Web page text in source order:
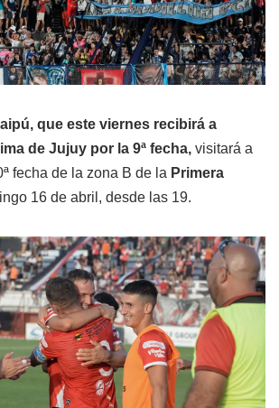
que este viernes recibirá a
de Jujuy por la 9ª fecha, visitará a
fecha de la zona B de la Primera
16 de abril, desde las 19.